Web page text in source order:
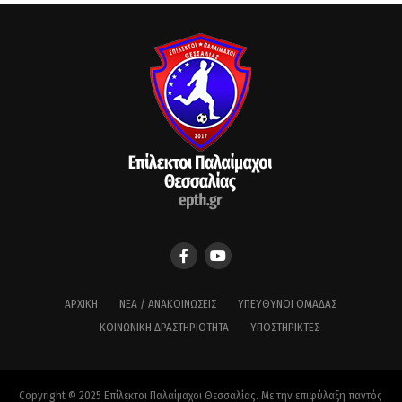
ΑΡΧΙΚΉ ΝΈΑ / ΑΝΑΚΟΙΝΏΣΕΙΣ
ΥΠΕΎΘΥΝΟΙ ΟΜΆΔΑΣ
ΚΟΙΝΩΝΙΚΉ ΔΡΑΣΤΗΡΙΌΤΗΤΑ
ΥΠΟΣΤΗΡΙΚΤΈΣ
Copyright © 2025 Επίλεκτοι Παλαίμαχοι Θεσσαλίας. Με την επιφύλαξη παντός